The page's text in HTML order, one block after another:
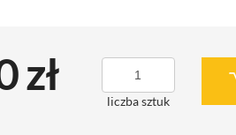
zł
liczba sztuk